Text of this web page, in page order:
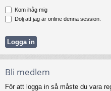
Kom ihåg mig
Dölj att jag är online denna session.
Bli medlem
För att logga in så måste du vara